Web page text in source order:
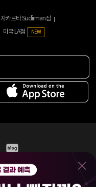
카르타 Sudirman점
미국 LA점 NEW
이지 이용약관